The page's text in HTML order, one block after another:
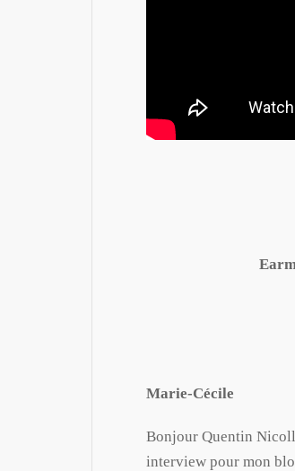
Marie-Cécile
Bonjour Quentin
interview pour mon